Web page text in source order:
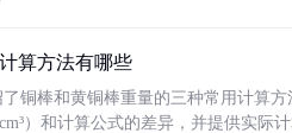
算方法有哪些
铜棒和黄铜棒重量的三种常用计算
）和计算公式的差异，并提供实际